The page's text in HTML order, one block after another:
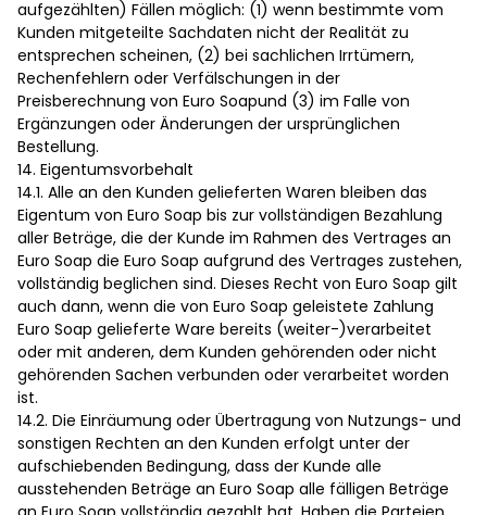
aufgezählten) Fällen möglich: (1) wenn bestimmte vom
Kunden mitgeteilte Sachdaten nicht der Realität zu
entsprechen scheinen, (2) bei sachlichen Irrtümern,
Rechenfehlern oder Verfälschungen in der
Preisberechnung von Euro Soapund (3) im Falle von
Ergänzungen oder Änderungen der ursprünglichen
Bestellung.
14. Eigentumsvorbehalt
14.1. Alle an den Kunden gelieferten Waren bleiben das
Eigentum von Euro Soap bis zur vollständigen Bezahlung
aller Beträge, die der Kunde im Rahmen des Vertrages an
Euro Soap die Euro Soap aufgrund des Vertrages zustehen,
vollständig beglichen sind. Dieses Recht von Euro Soap gilt
auch dann, wenn die von Euro Soap geleistete Zahlung
Euro Soap gelieferte Ware bereits (weiter-)verarbeitet
oder mit anderen, dem Kunden gehörenden oder nicht
gehörenden Sachen verbunden oder verarbeitet worden
ist.
14.2. Die Einräumung oder Übertragung von Nutzungs- und
sonstigen Rechten an den Kunden erfolgt unter der
aufschiebenden Bedingung, dass der Kunde alle
ausstehenden Beträge an Euro Soap alle fälligen Beträge